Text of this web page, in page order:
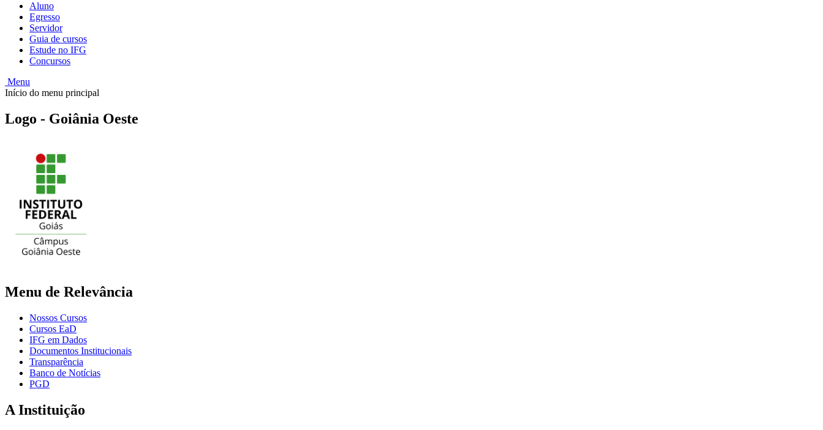
Aluno
Egresso
Servidor
Guia de cursos
Estude no IFG
Concursos
Menu
Início do menu principal
Logo - Goiânia Oeste
Menu de Relevância
Nossos Cursos
Cursos EaD
IFG em Dados
Documentos Institucionais
Transparência
Banco de Notícias
PGD
A Instituição